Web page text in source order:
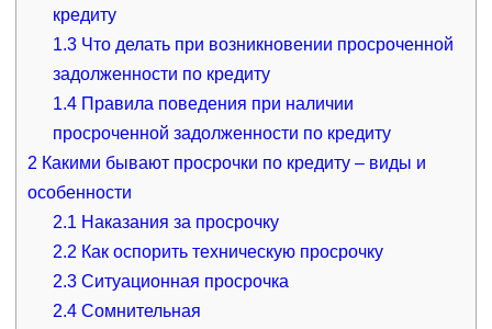
кредиту
1.3 Что делать при возникновении просроченной
задолженности по кредиту
1.4 Правила поведения при наличии
просроченной задолженности по кредиту
2 Какими бывают просрочки по кредиту – виды и
особенности
2.1 Наказания за просрочку
2.2 Как оспорить техническую просрочку
2.3 Ситуационная просрочка
2.4 Сомнительная